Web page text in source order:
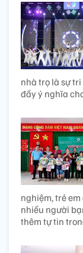
nhà trọ là sự
đầy ý nghĩa
nghiệm, trẻ
nhiều người
thêm tự tin